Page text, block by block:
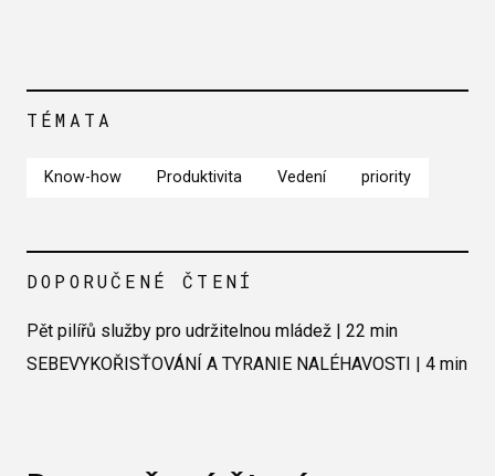
TÉMATA
Know-how Produktivita Vedení priority
DOPORUČENÉ ČTENÍ
Pět pilířů služby pro udržitelnou mládež | 22 min
SEBEVYKOŘISŤOVÁNÍ A TYRANIE NALÉHAVOSTI | 4 min